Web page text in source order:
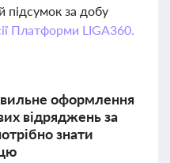
підсумок за добу
Платформи LIGA360.
оформлення
відряджень за
знати